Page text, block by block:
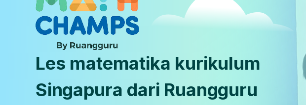
Les matematika kurikulum
Singapura dari Ruangguru